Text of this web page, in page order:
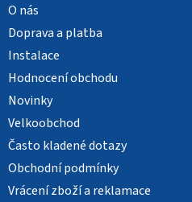
O nás
Doprava a platba
Instalace
Hodnocení obchodu
Novinky
Velkoobchod
Často kladené dotazy
Obchodní podmínky
Vrácení zboží a reklamace